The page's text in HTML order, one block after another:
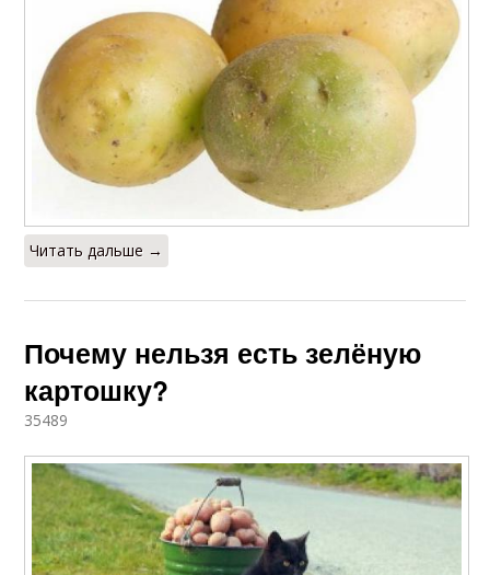
Читать дальше →
Почему нельзя есть зелёную
картошку?
35489